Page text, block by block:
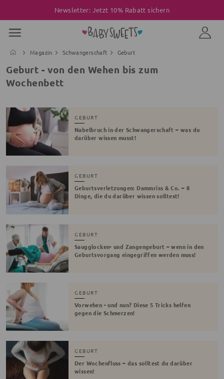
Newsletter: Jetzt 10% Rabatt sichern
Magazin Schwangerschaft Geburt
Geburt - von den Wehen bis zum
Wochenbett
GEBURT
Nabelbruch in der Schwangerschaft – was du
darüber wissen musst!
GEBURT
Geburtsverletzungen: Dammriss & Co. – 8
Dinge, die du darüber wissen solltest!
GEBURT
Saugglocken- und Zangengeburt – wenn in den
Geburtsvorgang eingegriffen werden muss!
GEBURT
Vorwehen - und nun? Diese 5 Tricks helfen
gegen die Schmerzen!
GEBURT
Der Wochenfluss – das solltest du darüber
wissen!